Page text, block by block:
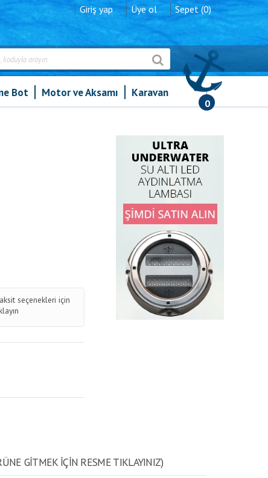
Giriş yap Üye ol Sepet (0)
0
Bot Motor ve Aksamı Karavan
seçenekleri için
GITMEK IÇIN RESME TIKLAYINIZ)